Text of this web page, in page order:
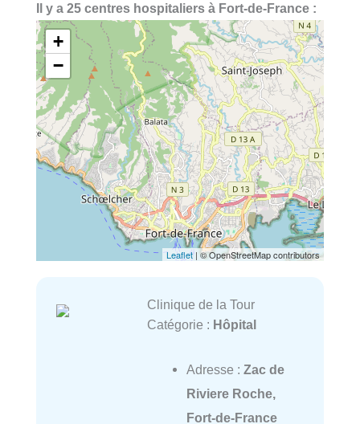
Il y a 25 centres hospitaliers à Fort-de-France :
+
−
Leaflet| © OpenStreetMap contributors
Clinique de la Tour
Catégorie : Hôpital
Adresse : Zac de
Riviere Roche,
Fort-de-France